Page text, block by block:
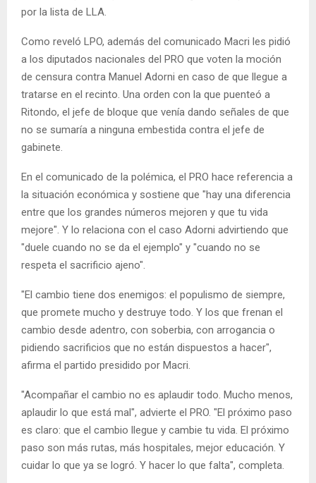
por la lista de LLA.
Como reveló LPO, además del comunicado Macri les pidió
a los diputados nacionales del PRO que voten la moción
de censura contra Manuel Adorni en caso de que llegue a
tratarse en el recinto. Una orden con la que puenteó a
Ritondo, el jefe de bloque que venía dando señales de que
no se sumaría a ninguna embestida contra el jefe de
gabinete.
En el comunicado de la polémica, el PRO hace referencia a
la situación económica y sostiene que "hay una diferencia
entre que los grandes números mejoren y que tu vida
mejore". Y lo relaciona con el caso Adorni advirtiendo que
"duele cuando no se da el ejemplo" y "cuando no se
respeta el sacrificio ajeno".
"El cambio tiene dos enemigos: el populismo de siempre,
que promete mucho y destruye todo. Y los que frenan el
cambio desde adentro, con soberbia, con arrogancia o
pidiendo sacrificios que no están dispuestos a hacer",
afirma el partido presidido por Macri.
"Acompañar el cambio no es aplaudir todo. Mucho menos,
aplaudir lo que está mal", advierte el PRO. "El próximo paso
es claro: que el cambio llegue y cambie tu vida. El próximo
paso son más rutas, más hospitales, mejor educación. Y
cuidar lo que ya se logró. Y hacer lo que falta", completa.